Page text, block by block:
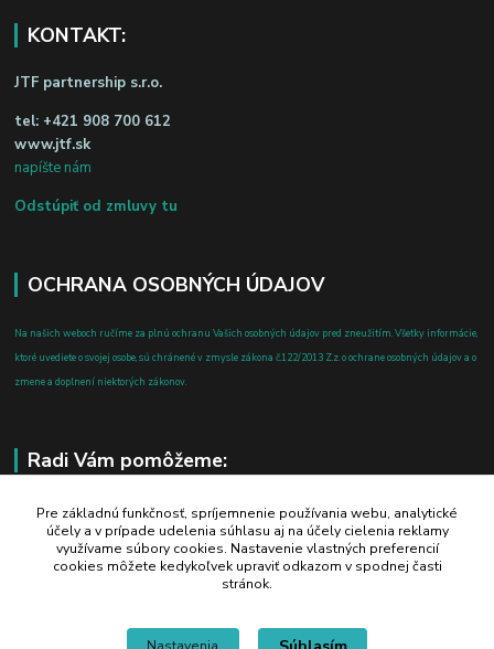
KONTAKT:
JTF partnership s.r.o.
tel: +421 908 700 612
www.jtf.sk
napíšte nám
Odstúpiť od zmluvy tu
OCHRANA OSOBNÝCH ÚDAJOV
Na našich weboch ručíme za plnú ochranu Vašich osobných údajov pred zneužitím. Všetky informácie,
ktoré uvediete o svojej osobe, sú chránené v zmysle zákona č.122/2013 Z.z. o ochrane osobných údajov a o
zmene a doplnení niektorých zákonov.
Radi Vám pomôžeme:
+421 908 700 612
po-pia: 8.00 - 16.00
business@jtf.sk
Pre základnú funkčnosť, spríjemnenie používania webu, analytické
účely a v prípade udelenia súhlasu aj na účely cielenia reklamy
využívame súbory cookies. Nastavenie vlastných preferencií
cookies môžete kedykoľvek upraviť odkazom v spodnej časti
stránok.